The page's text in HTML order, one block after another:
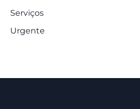
Serviços
Urgente